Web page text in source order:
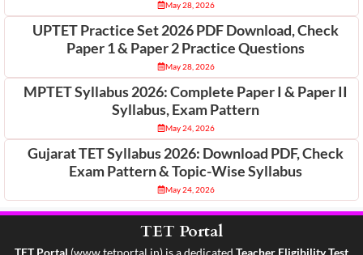
May 28, 2026
UPTET Practice Set 2026 PDF Download, Check
Paper 1 & Paper 2 Practice Questions
May 28, 2026
MPTET Syllabus 2026: Complete Paper I & Paper II
Syllabus, Exam Pattern
May 24, 2026
Gujarat TET Syllabus 2026: Download PDF, Check
Exam Pattern & Topic-Wise Syllabus
May 24, 2026
TET Portal
TET Portal (www.tetportal.in) is a dedicated Teacher Eligibility Test